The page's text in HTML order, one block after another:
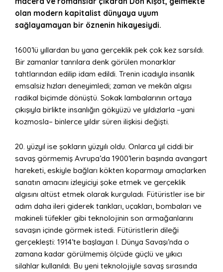
olan modern kapitalist dünyaya uyum
sağlayamayan bir öznenin hikayesiydi.
1600’lü yıllardan bu yana gerçeklik pek çok kez sarsıldı.
Bir zamanlar tanrılara denk görülen monarklar
tahtlarından edilip idam edildi. Trenin icadıyla insanlık
emsalsiz hızları deneyimledi; zaman ve mekân algısı
radikal biçimde dönüştü. Sokak lambalarının ortaya
çıkışıyla birlikte insanlığın gökyüzü ve yıldızlarla –yani
kozmosla– binlerce yıldır süren ilişkisi değişti.
20. yüzyıl ise şokların yüzyılı oldu. Onlarca yıl ciddi bir
savaş görmemiş Avrupa’da 1900’lerin başında avangart
hareketi, eskiyle bağları kökten koparmayı amaçlarken
sanatın amacını izleyiciyi şoke etmek ve gerçeklik
algısını altüst etmek olarak kurguladı. Fütüristler ise bir
adım daha ileri giderek tankları, uçakları, bombaları ve
makineli tüfekler gibi teknolojinin son armağanlarını
savaşın içinde görmek istedi. Fütüristlerin dileği
gerçekleşti: 1914’te başlayan I. Dünya Savaşı’nda o
zamana kadar görülmemiş ölçüde güçlü ve yıkıcı
silahlar kullanıldı. Bu yeni teknolojiyle savaş sırasında